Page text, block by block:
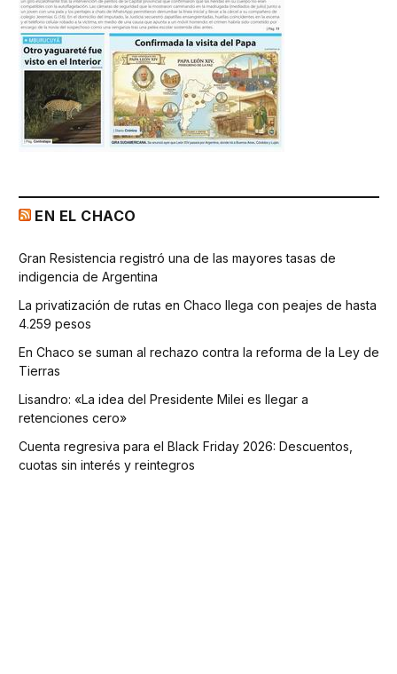
EN EL CHACO
Gran Resistencia registró una de las mayores tasas de
indigencia de Argentina
La privatización de rutas en Chaco llega con peajes de hasta
4.259 pesos
En Chaco se suman al rechazo contra la reforma de la Ley de
Tierras
Lisandro: «La idea del Presidente Milei es llegar a
retenciones cero»
Cuenta regresiva para el Black Friday 2026: Descuentos,
cuotas sin interés y reintegros